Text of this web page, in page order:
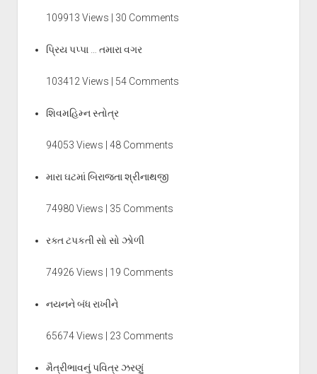
109913 Views | 30 Comments
પ્રિય પપ્પા … તમારા વગર
103412 Views | 54 Comments
શિવમહિમ્ન સ્તોત્ર
94053 Views | 48 Comments
મારા ઘટમાં બિરાજતા શ્રીનાથજી
74980 Views | 35 Comments
રક્ત ટપકતી સો સો ઝોળી
74926 Views | 19 Comments
નયનને બંધ રાખીને
65674 Views | 23 Comments
મૈત્રીભાવનું પવિત્ર ઝરણું